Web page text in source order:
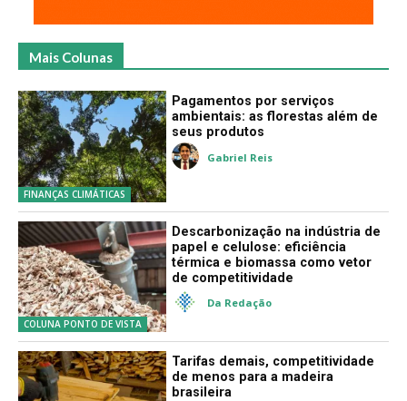
Mais Colunas
FINANÇAS CLIMÁTICAS
Pagamentos por serviços
ambientais: as florestas além de
seus produtos
Gabriel Reis
COLUNA PONTO DE VISTA
Descarbonização na indústria de
papel e celulose: eficiência
térmica e biomassa como vetor
de competitividade
Da Redação
Tarifas demais, competitividade
de menos para a madeira
brasileira